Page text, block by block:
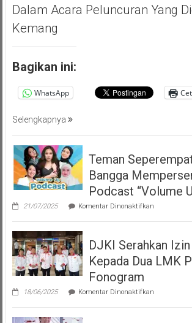
Dalam Acara Peluncuran Yang
Kemang
Bagikan ini:
WhatsApp
Selengkapnya
Teman
Bangga
Podcast “Volume
21/07/2025 Komentar Dinonaktifkanpada
Seperempat
Bangga
Podcast
DJKI Serahkan
Kepada Dua LMK
Fonogram
18/06/2025 Komentar Dinonaktifkanpada
Serahkan